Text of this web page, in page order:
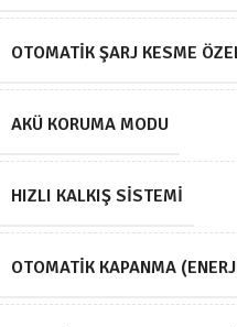
OTOMATIK ŞARJ KESME
AKÜ KORUMA MODU
HIZLI KALKIŞ SISTEMI
OTOMATIK KAPANMA